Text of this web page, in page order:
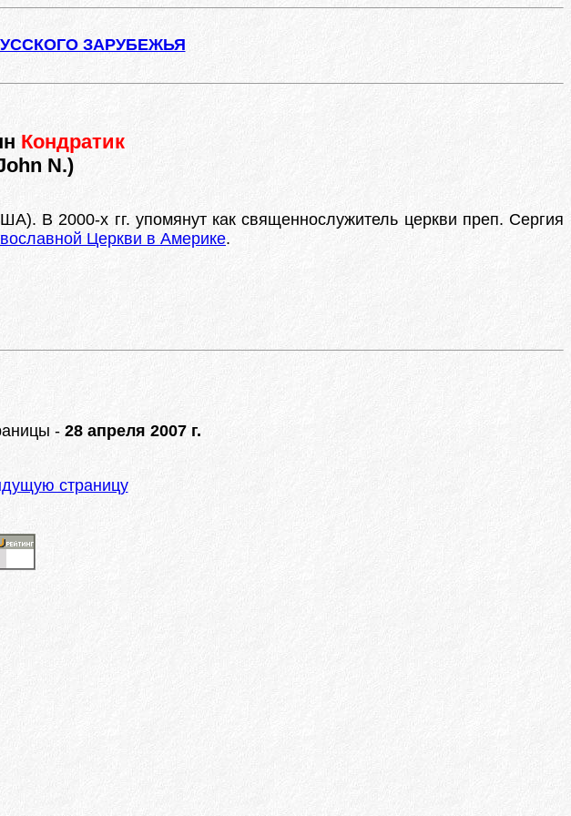
ЗАРУБЕЖЬЯ
Кондратик
N.)
В 2000-х гг. упомянут как священнослужитель церкви преп. Сергия
Церкви в Америке.
- 28 апреля 2007 г.
страницу